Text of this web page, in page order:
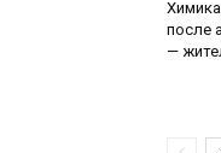
после
—